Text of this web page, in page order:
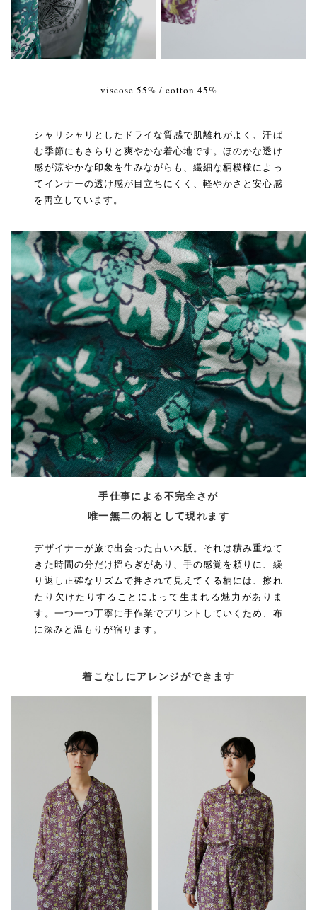
viscose 55% / cotton 45%
シャリシャリとしたドライな質感で肌離れがよく、汗ば
む季節にもさらりと爽やかな着心地です。ほのかな透け
感が涼やかな印象を生みながらも、繊細な柄模様によっ
てインナーの透け感が目立ちにくく、軽やかさと安心感
を両立しています。
手仕事による不完全さが
唯一無二の柄として現れます
デザイナーが旅で出会った古い木版。それは積み重ねて
きた時間の分だけ揺らぎがあり、手の感覚を頼りに、繰
り返し正確なリズムで押されて見えてくる柄には、擦れ
たり欠けたりすることによって生まれる魅力がありま
す。一つ一つ丁寧に手作業でプリントしていくため、布
に深みと温もりが宿ります。
着こなしにアレンジができます